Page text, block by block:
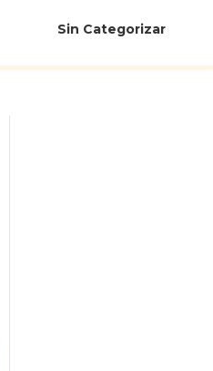
Sin Categorizar